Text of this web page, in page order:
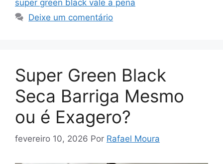
super green black vale a pena
Deixe um comentário
Super Green Black
Seca Barriga Mesmo
ou é Exagero?
fevereiro 10, 2026 Por Rafael Moura